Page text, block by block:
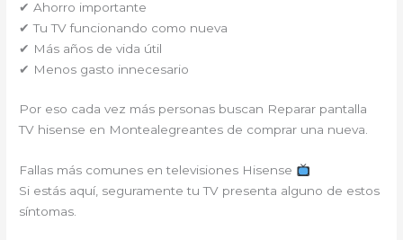
✔ Ahorro importante
✔ Tu TV funcionando como nueva
✔ Más años de vida útil
✔ Menos gasto innecesario
Por eso cada vez más personas buscan Reparar pantalla
TV hisense en Montealegreantes de comprar una nueva.
Fallas más comunes en televisiones Hisense
Si estás aquí, seguramente tu TV presenta alguno de estos
síntomas.